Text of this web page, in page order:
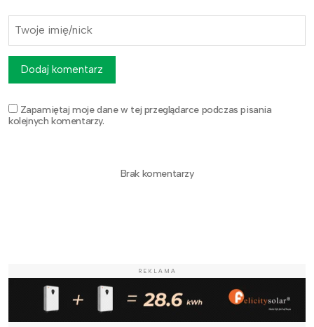
Zapamiętaj moje dane w tej przeglądarce podczas pisania
kolejnych komentarzy.
Dodaj komentarz
Brak komentarzy
REKLAMA